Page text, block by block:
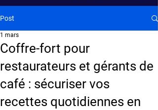
Post
Coffre-fort pour
restaurateurs et gérants de
café : sécuriser vos
recettes quotidiennes en
1 mars